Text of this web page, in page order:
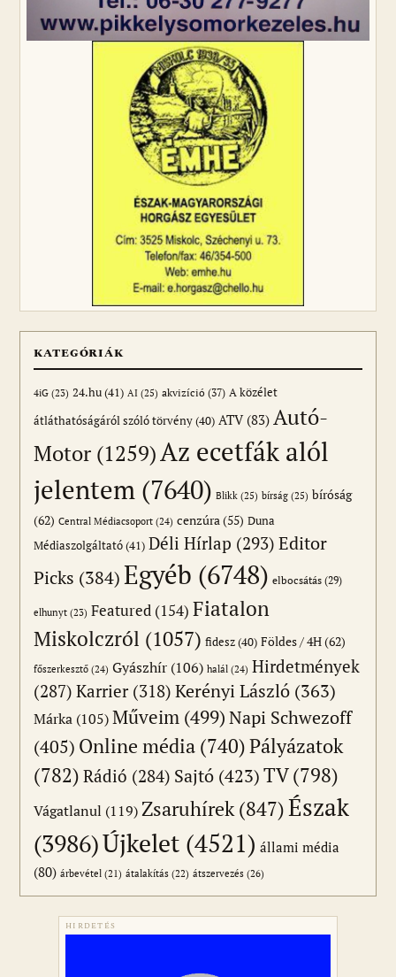
KATEGÓRIÁK
4iG (23) 24.hu(41) AI (25) akvizíció (37) A közélet
átláthatóságáról szóló törvény(40) ATV(83) Autó-
Motor (1259)Az ecetfák alól
jelentem (7640) Blikk (25) bírság (25) bíróság
(62) Central Médiacsoport (24) cenzúra(55) Duna
Médiaszolgáltató(41) Déli Hírlap (293) Editor
Picks (384)Egyéb (6748) elbocsátás (29)
elhunyt (23) Featured (154) Fiatalon
Miskolczról (1057) fidesz(40) Földes / 4H(62)
főszerkesztő (24) Gyászhír (106) halál (24) Hirdetmények
(287) Karrier(318) Kerényi László (363)
Márka (105) Műveim (499)Napi Schwezoff
(405) Online média (740)Pályázatok
(782) Rádió (284) Sajtó (423)TV(798)
Vágatlanul (119) Zsaruhírek (847)Észak
(3986)Újkelet (4521) állami média
(80) árbevétel (21) átalakítás (22) átszervezés (26)
HIRDETÉS